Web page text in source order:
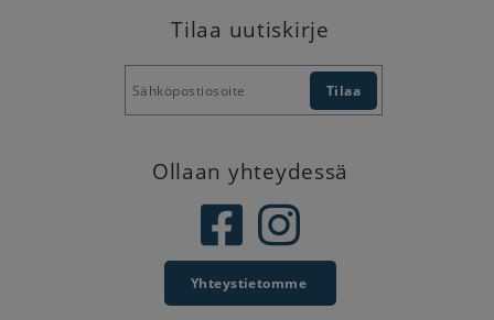
Tilaa uutiskirje
Ollaan yhteydessä
Yhteystietomme